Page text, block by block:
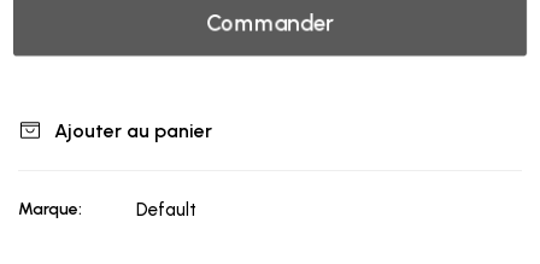
Commander
Ajouter au panier
Marque: Default